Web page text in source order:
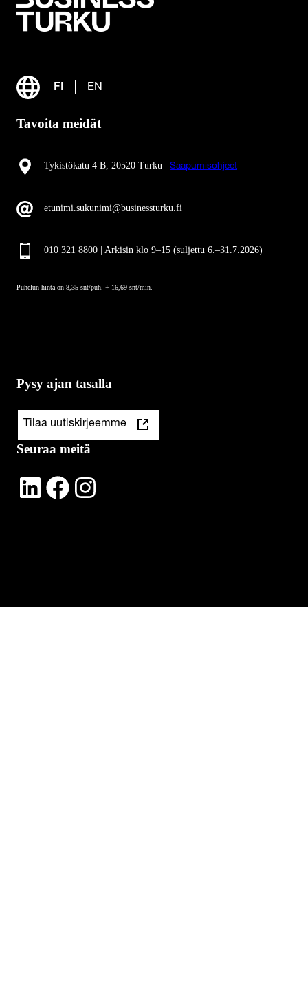
FI EN
Tavoita meidät
Tykistökatu 4 B, 20520 Turku | Saapumisohjeet
etunimi.sukunimi@businessturku.fi
010 321 8800 | Arkisin klo 9–15 (suljettu 6.–31.7.2026)
Puhelun hinta on 8,35 snt/puh. + 16,69 snt/min.
Pysy ajan tasalla
Tilaa uutiskirjeemme
Seuraa meitä
LinkedIn Facebook Instagram